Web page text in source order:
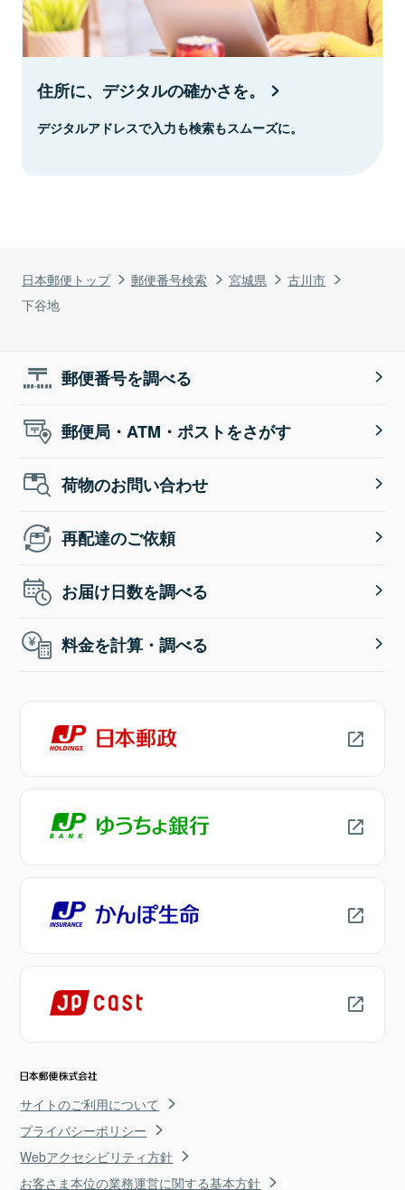
日本郵便トップ 郵便番号検索 宮城県
古川市
下谷地
住所に、デジタルの確かさを。
デジタルアドレスで入力も検索もスムーズに。
郵便番号を調べる
郵便局・ATM・ポストをさがす
荷物のお問い合わせ
再配達のご依頼
お届け日数を調べる
料金を計算・調べる
サイトのご利用について
プライバシーポリシー
Webアクセシビリティ方針
お客さま本位の業務運営に関する基本方針